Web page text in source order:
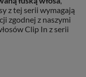
z tej serii wymagają
zgodnej z naszymi
Clip In z serii